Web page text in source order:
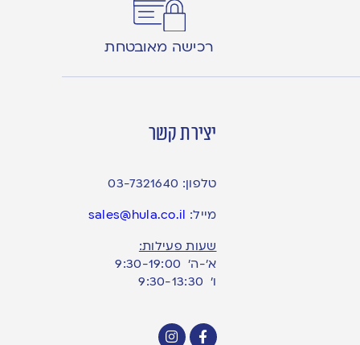
רכישה מאובטחת
יצירת קשר
טלפון: 03-7321640
מייל: sales@hula.co.il
שעות פעילות:
א’-ה’ 9:30-19:00
ו׳ 9:30-13:30